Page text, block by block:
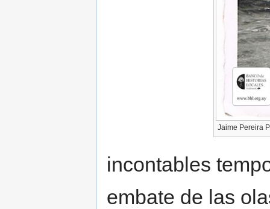
Jaime Pereira
incontables
embate de las